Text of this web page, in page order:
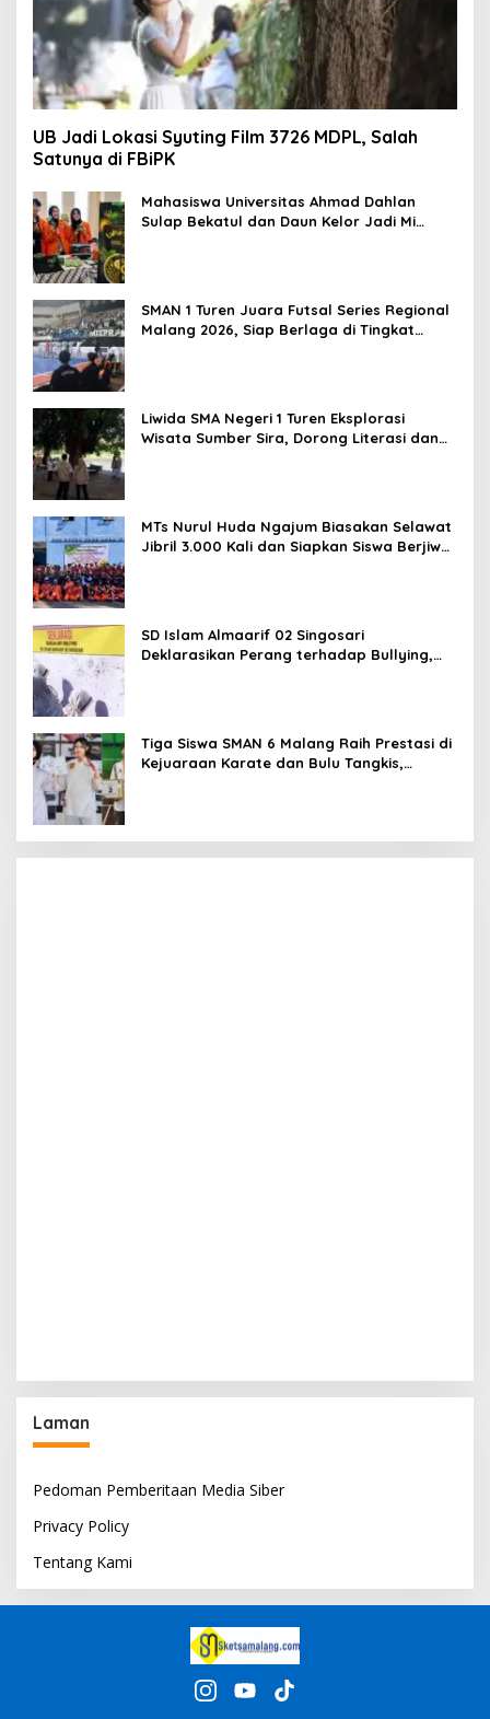
UB Jadi Lokasi Syuting Film 3726 MDPL, Salah
Satunya di FBiPK
Mahasiswa Universitas Ahmad Dahlan
Sulap Bekatul dan Daun Kelor Jadi Mi
SMAN 1 Turen Juara Futsal Series Regional
Malang 2026, Siap Berlaga di Tingkat
Liwida SMA Negeri 1 Turen Eksplorasi
Wisata Sumber Sira, Dorong Literasi dan
MTs Nurul Huda Ngajum Biasakan Selawat
Jibril 3.000 Kali dan Siapkan Siswa Berjiwa
SD Islam Almaarif 02 Singosari
Deklarasikan Perang terhadap Bullying,
Tiga Siswa SMAN 6 Malang Raih Prestasi di
Kejuaraan Karate dan Bulu Tangkis,
Laman
Pedoman Pemberitaan Media Siber
Privacy Policy
Tentang Kami